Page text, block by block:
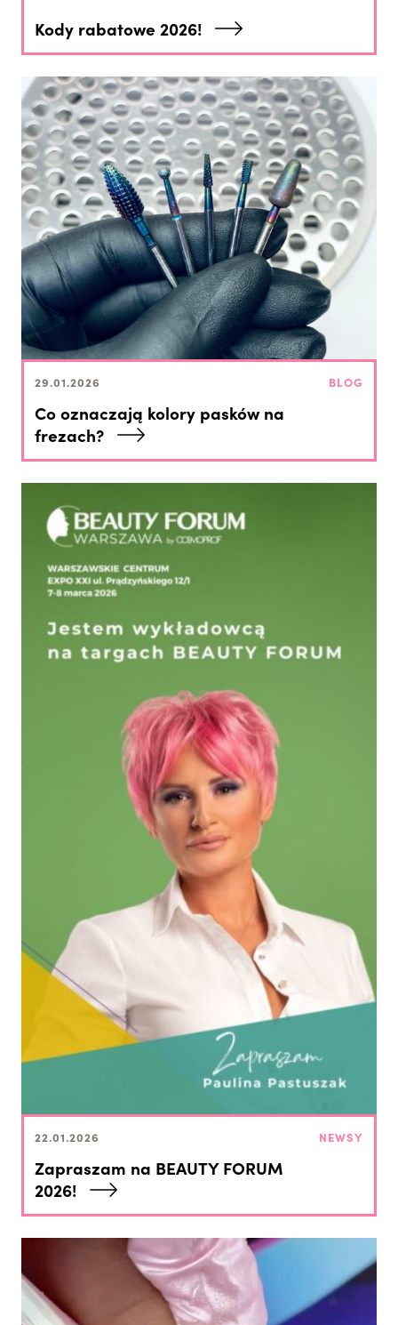
Kody rabatowe 2026!
29.01.2026 BLOG
Co oznaczają kolory pasków na
frezach?
22.01.2026 NEWSY
Zapraszam na BEAUTY FORUM
2026!